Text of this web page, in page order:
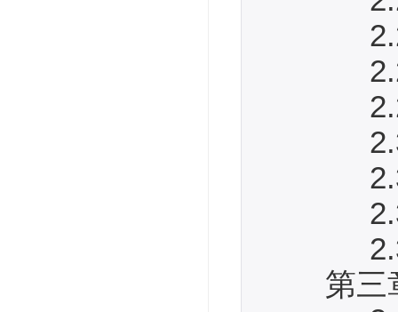
2.2.3
2.2.4
2.2.5
2.3
2.3.1
2.3.2
2.3.3
第三章